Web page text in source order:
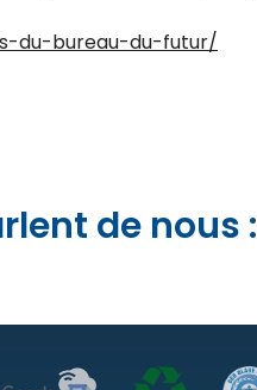
du-bureau-du-futur/
de nous :